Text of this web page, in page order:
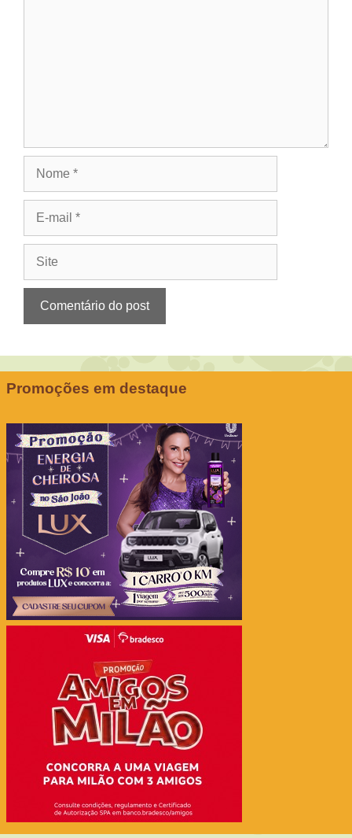
Promoções em destaque